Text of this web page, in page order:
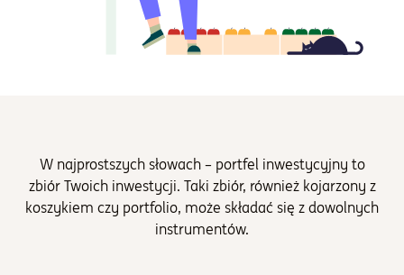
W najprostszych słowach – portfel inwestycyjny to
zbiór Twoich inwestycji. Taki zbiór, również kojarzony z
koszykiem czy portfolio, może składać się z dowolnych
instrumentów.